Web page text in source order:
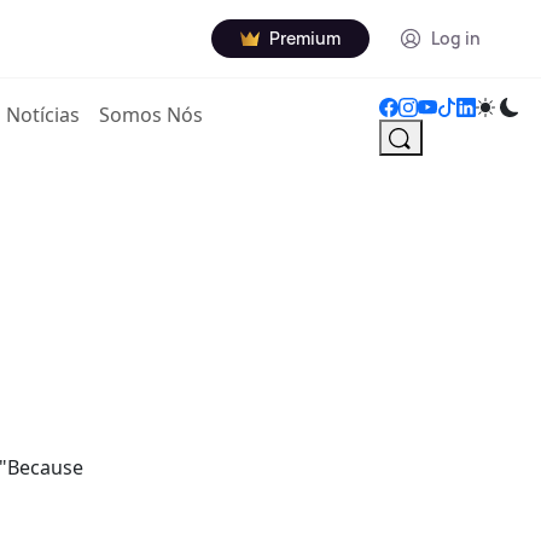
Premium Log in
Notícias Somos Nós